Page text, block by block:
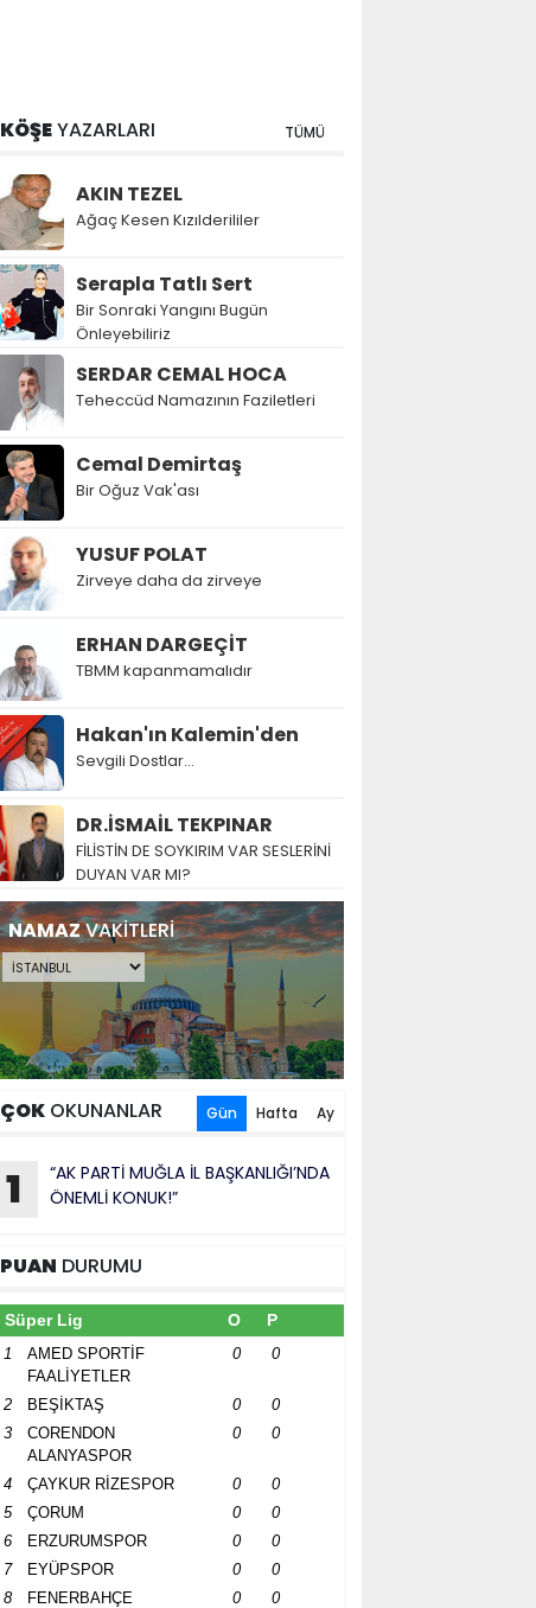
KÖŞEYAZARLARI TÜMÜ
AKIN TEZEL
Ağaç Kesen Kızılderililer
Serapla Tatlı Sert
Bir Sonraki Yangını Bugün
Önleyebiliriz
SERDAR CEMAL HOCA
Teheccüd Namazının Faziletleri
Cemal Demirtaş
Bir Oğuz Vak'ası
YUSUF POLAT
Zirveye daha da zirveye
ERHAN DARGEÇİT
TBMM kapanmamalıdır
Hakan'ın Kalemin'den
Sevgili Dostlar...
DR.İSMAİL TEKPINAR
FİLİSTİN DE SOYKIRIM VAR SESLERİNİ
DUYAN VAR MI?
NAMAZVAKİTLERİ
ÇOK OKUNANLAR Gün Hafta Ay
1
“AK PARTİ MUĞLA İL BAŞKANLIĞI’NDA
ÖNEMLİ KONUK!”
PUAN DURUMU
Süper Lig O P
1
AMED SPORTİF
FAALİYETLER
0 0
2 BEŞİKTAŞ 0
0
3
CORENDON
ALANYASPOR
0 0
4 ÇAYKUR RİZESPOR 0
0
5
ÇORUM 0
0
6
ERZURUMSPOR 0
0
7
EYÜPSPOR 0
0
8
FENERBAHÇE 0
0